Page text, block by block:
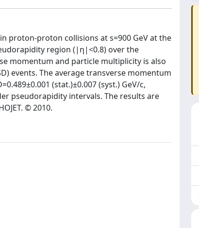
proton-proton collisions at s=900 GeV at the
region (|η|<0.8) over the
momentum and particle multiplicity is also
events. The average transverse momentum
(stat.)±0.007 (syst.) GeV/c,
pseudorapidity intervals. The results are
© 2010.